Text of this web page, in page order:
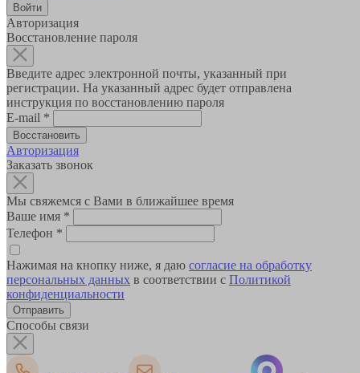
Авторизация
Восстановление пароля
Введите адрес электронной почты, указанный при
регистрации. На указанный адрес будет отправлена
инструкция по восстановлению пароля
E-mail *
Авторизация
Заказать звонок
Мы свяжемся с Вами в ближайшее время
Ваше имя *
Телефон *
Нажимая на кнопку ниже, я даю согласие на обработку
персональных данных в соответствии с Политикой
конфиденциальности
Способы связи